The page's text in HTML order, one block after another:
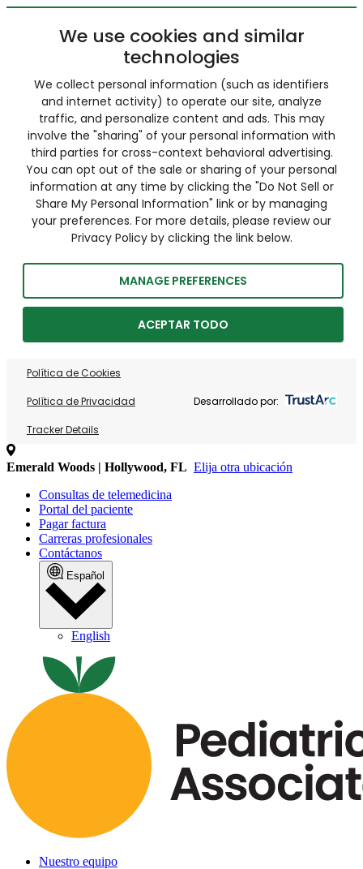
We use cookies and similar
technologies
We collect personal information (such as identifiers
and internet activity) to operate our site, analyze
traffic, and personalize content and ads. This may
involve the "sharing" of your personal information with
third parties for cross-context behavioral advertising.
You can opt out of the sale or sharing of your personal
information at any time by clicking the "Do Not Sell or
Share My Personal Information" link or by managing
your preferences. For more details, please review our
Privacy Policy by clicking the link below.
MANAGE PREFERENCES
ACEPTAR TODO
Política de Cookies
Política de Privacidad
Tracker Details
Desarrollado por:
Emerald Woods | Hollywood, FL Elija otra ubicación
Consultas de telemedicina
Portal del paciente
Pagar factura
Carreras profesionales
Contáctanos
Español
English
Nuestro equipo